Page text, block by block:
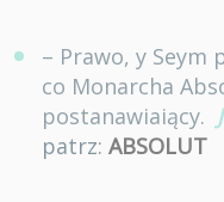
– Prawo, y Seym
co Monarcha
postanawiaiący.
patrz: ABSOLUT